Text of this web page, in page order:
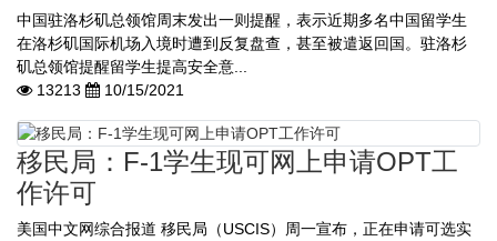
中国驻洛杉矶总领馆周末发出一则提醒，表示近期多名中国留学生
在洛杉矶国际机场入境时遭到反复盘查，甚至被遣返回国。驻洛杉
矶总领馆提醒留学生提高安全意...
13213
10/15/2021
移民局：F-1学生现可网上申请OPT工
作许可
美国中文网综合报道 移民局（USCIS）周一宣布，正在申请可选实